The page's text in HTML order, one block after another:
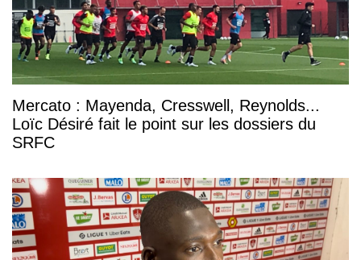
Mercato : Mayenda, Cresswell, Reynolds...
Loïc Désiré fait le point sur les dossiers du
SRFC